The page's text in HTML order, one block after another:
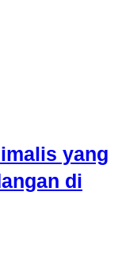
yang
di